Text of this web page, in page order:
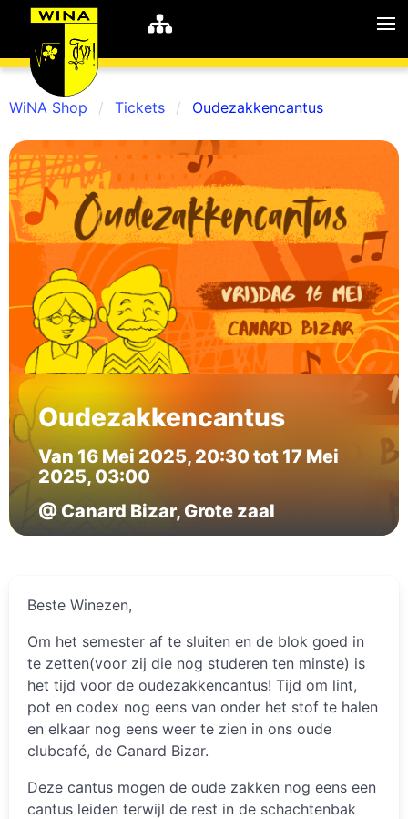
WiNA MyWiNA
Career
Shop
Studie
Home
Schachten
WiNA Shop Tickets Oudezakkencantus
Oudezakkencantus
Van 16 Mei 2025, 20:30 tot 17 Mei
2025, 03:00
@ Canard Bizar, Grote zaal
Beste Winezen,
Om het semester af te sluiten en de blok goed in
te zetten(voor zij die nog studeren ten minste) is
het tijd voor de oudezakkencantus! Tijd om lint,
pot en codex nog eens van onder het stof te halen
en elkaar nog eens weer te zien in ons oude
clubcafé, de Canard Bizar.
Deze cantus mogen de oude zakken nog eens een
cantus leiden terwijl de rest in de schachtenbak